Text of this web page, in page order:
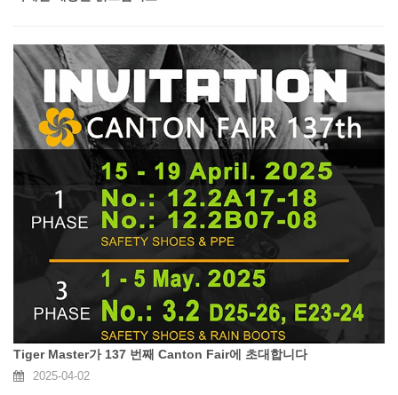
Tiger Master가 137 번째 Canton Fair에 초대합니다
2025-04-02